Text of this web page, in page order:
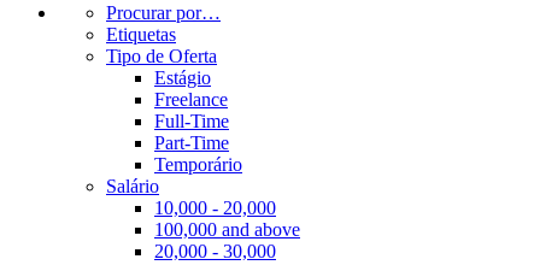
Procurar por…
Etiquetas
Tipo de Oferta
Estágio
Freelance
Full-Time
Part-Time
Temporário
Salário
10,000 - 20,000
100,000 and above
20,000 - 30,000